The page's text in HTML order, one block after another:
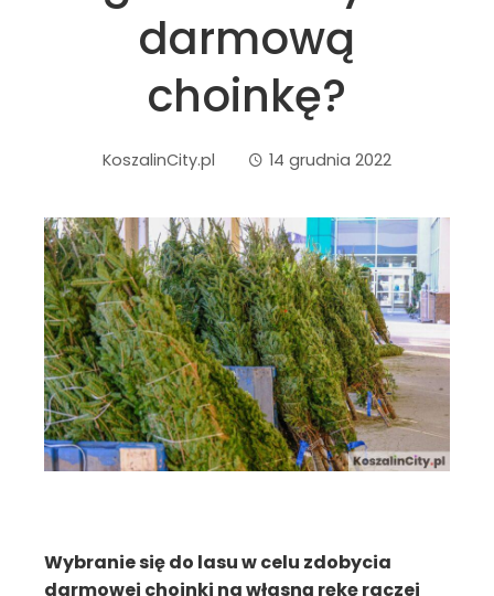
darmową
choinkę?
KoszalinCity.pl 14 grudnia 2022
Wybranie się do lasu w celu zdobycia
darmowej choinki na własną rękę raczej